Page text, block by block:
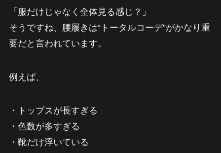
「服だけじゃなく全体見る感じ？」
そうですね、腰履きは“トータルコーデ”がかなり重
要だと言われています。
例えば、
・トップスが長すぎる
・色数が多すぎる
・靴だけ浮いている